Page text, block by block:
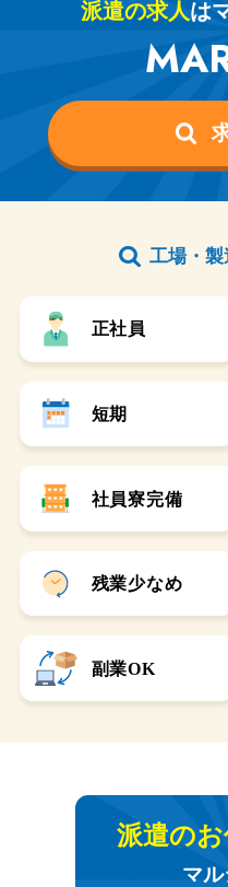
派遣の求人は
工場・
正社員
短期
社員寮完備
残業少なめ
副業OK
派遣の
マル